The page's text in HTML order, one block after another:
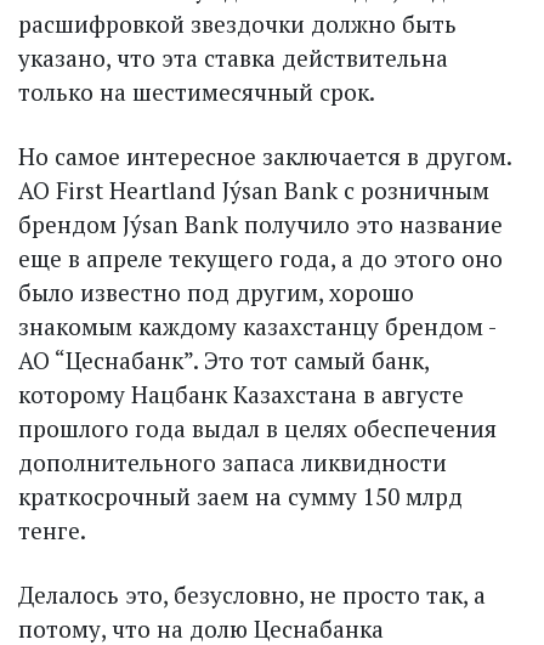
расшифровкой звездочки должно быть
указано, что эта ставка действительна
только на шестимесячный срок.
Но самое интересное заключается в другом.
АО First Heartland Jýsan Bank с розничным
брендом Jýsan Bank получило это название
еще в апреле текущего года, а до этого оно
было известно под другим, хорошо
знакомым каждому казахстанцу брендом -
АО “Цеснабанк”. Это тот самый банк,
которому Нацбанк Казахстана в августе
прошлого года выдал в целях обеспечения
дополнительного запаса ликвидности
краткосрочный заем на сумму 150 млрд
тенге.
Делалось это, безусловно, не просто так, а
потому, что на долю Цеснабанка